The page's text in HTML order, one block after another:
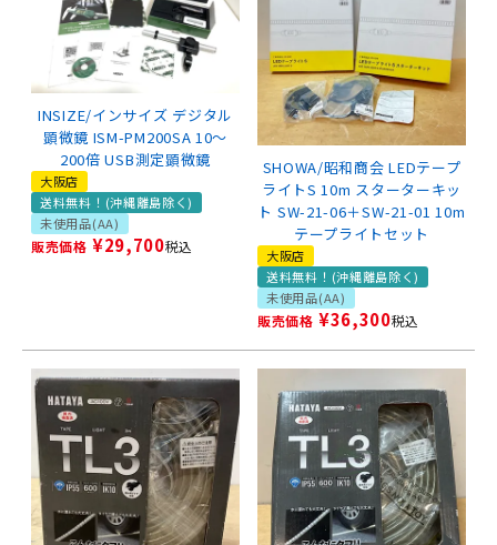
INSIZE/インサイズ デジタル
顕微鏡 ISM-PM200SA 10～
200倍 USB測定顕微鏡
大阪店
送料無料！(沖縄離島除く)
未使用品(AA)
販売価格 ¥29,700税込
SHOWA/昭和商会 LEDテープ
ライトS 10m スターターキッ
ト SW-21-06＋SW-21-01 10m
テープライトセット
大阪店
送料無料！(沖縄離島除く)
未使用品(AA)
販売価格 ¥36,300税込